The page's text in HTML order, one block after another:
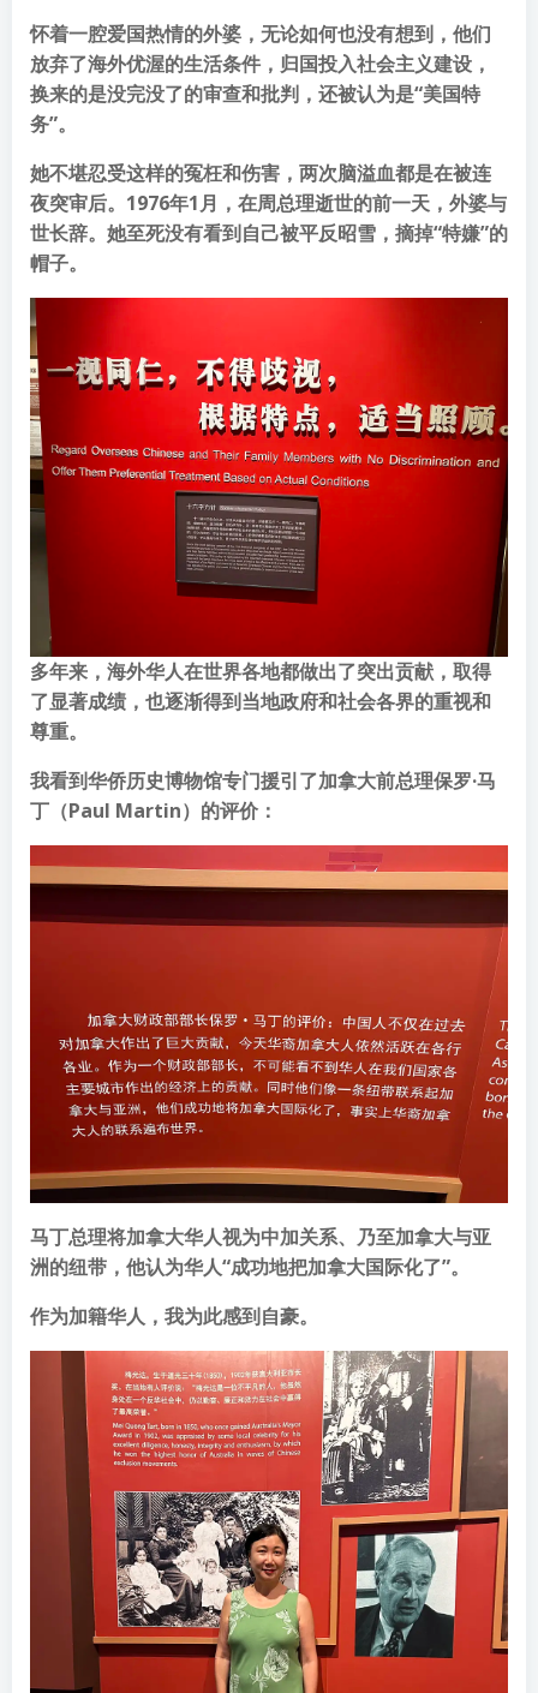
怀着一腔爱国热情的外婆，无论如何也没有想到，他们
放弃了海外优渥的生活条件，归国投入社会主义建设，
换来的是没完没了的审查和批判，还被认为是“美国特
务”。
她不堪忍受这样的冤枉和伤害，两次脑溢血都是在被连
夜突审后。1976年1月，在周总理逝世的前一天，外婆与
世长辞。她至死没有看到自己被平反昭雪，摘掉“特嫌”的
帽子。
多年来，海外华人在世界各地都做出了突出贡献，取得
了显著成绩，也逐渐得到当地政府和社会各界的重视和
尊重。
我看到华侨历史博物馆专门援引了加拿大前总理保罗·马
丁（Paul Martin）的评价：
马丁总理将加拿大华人视为中加关系、乃至加拿大与亚
洲的纽带，他认为华人“成功地把加拿大国际化了”。
作为加籍华人，我为此感到自豪。